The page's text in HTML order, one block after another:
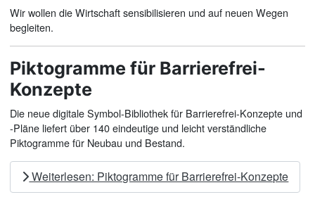
Wir wollen die Wirtschaft sensibilisieren und auf neuen Wegen
begleiten.
Piktogramme für Barrierefrei-
Konzepte
Die neue digitale Symbol-Bibliothek für Barrierefrei-Konzepte und
-Pläne liefert über 140 eindeutige und leicht verständli­che
Piktogramme für Neubau und Bestand.
Weiterlesen: Piktogramme für Barrierefrei-Konzepte